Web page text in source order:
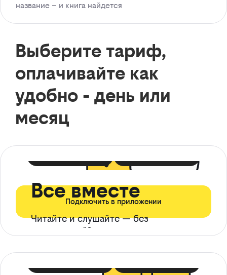
название – и книга найдется
Выберите тариф,
оплачивайте как
удобно - день или
месяц
Все вместе
Читайте и слушайте — без
ограничений*
Подключить в приложении